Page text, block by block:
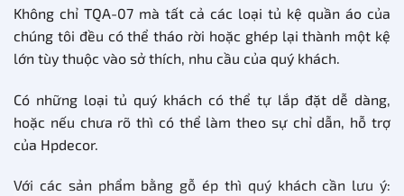
Không chỉ TQA-07 mà tất cả các loại tủ kệ quần áo của
chúng tôi đều có thể tháo rời hoặc ghép lại thành một kệ
lớn tùy thuộc vào sở thích, nhu cầu của quý khách.
Có những loại tủ quý khách có thể tự lắp đặt dễ dàng,
hoặc nếu chưa rõ thì có thể làm theo sự chỉ dẫn, hỗ trợ
của Hpdecor.
Với các sản phẩm bằng gỗ ép thì quý khách cần lưu ý: